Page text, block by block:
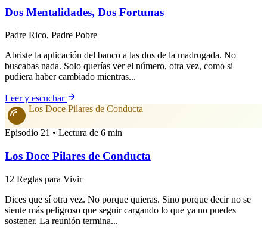
Dos Mentalidades, Dos Fortunas
Padre Rico, Padre Pobre
Abriste la aplicación del banco a las dos de la madrugada. No
buscabas nada. Solo querías ver el número, otra vez, como si
pudiera haber cambiado mientras...
Leer y escuchar
Los Doce Pilares de Conducta
Episodio 21 • Lectura de 6 min
Los Doce Pilares de Conducta
12 Reglas para Vivir
Dices que sí otra vez. No porque quieras. Sino porque decir no se
siente más peligroso que seguir cargando lo que ya no puedes
sostener. La reunión termina...